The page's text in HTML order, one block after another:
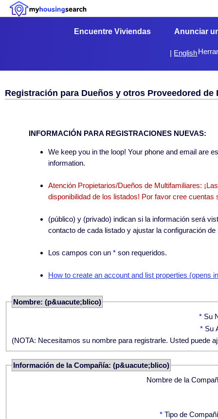
Encuentre Viviendas Anunciar
| English
Registración para Dueños y otros Proveedored de
INFORMACIÓN PARA REGISTRACIONES NUEVAS:
We keep you in the loop! Your phone and email are
information.
Atención Propietarios/Dueños de Multifamiliares:
disponibilidad de los listados! Por favor cree
(público) y (privado) indican si la información será
contacto de cada listado y ajustar la configuración
Los campos con un * son requeridos.
How to create an account and list properties (opens
Nombre: (p&uacute;blico)
* Su
* Su
(NOTA: Necesitamos su nombre para registrarle. Usted puede
Información de la Compañía: (p&uacute;blico)
Nombre de la
* Tipo de